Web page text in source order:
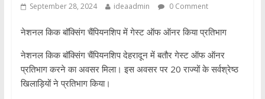
September 28, 2024 ideaadmin 0 Comment
नेशनल किक बॉक्सिंग चैंपियनशिप में गेस्ट ऑफ ऑनर किया प्रतिभाग
नेशनल किक बॉक्सिंग चैंपियनशिप देहरादून में बतौर गेस्ट ऑफ ऑनर
प्रतिभाग करने का अवसर मिला। इस अवसर पर 20 राज्यों के सर्वश्रेष्ठ
खिलाड़ियों ने प्रतिभाग किया।